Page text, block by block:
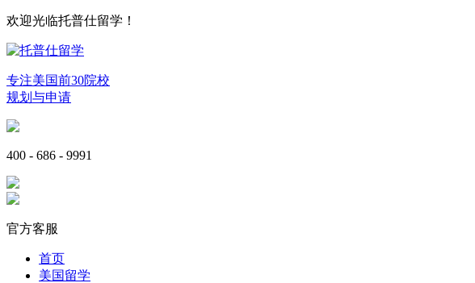
欢迎光临托普仕留学！
专注美国前30院校
规划与申请
400 - 686 - 9991
官方客服
首页
美国留学